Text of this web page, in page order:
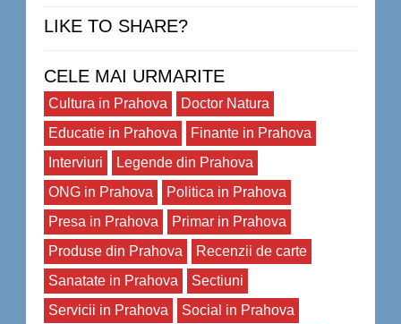
LIKE TO SHARE?
CELE MAI URMARITE
Cultura in Prahova
Doctor Natura
Educatie in Prahova
Finante in Prahova
Interviuri
Legende din Prahova
ONG in Prahova
Politica in Prahova
Presa in Prahova
Primar in Prahova
Produse din Prahova
Recenzii de carte
Sanatate in Prahova
Sectiuni
Servicii in Prahova
Social in Prahova